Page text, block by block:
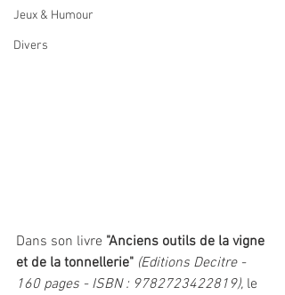
Jeux & Humour
Divers
Dans son livre "Anciens outils de la vigne
et de la tonnellerie" (Editions Decitre -
160 pages - ISBN : 9782723422819), le